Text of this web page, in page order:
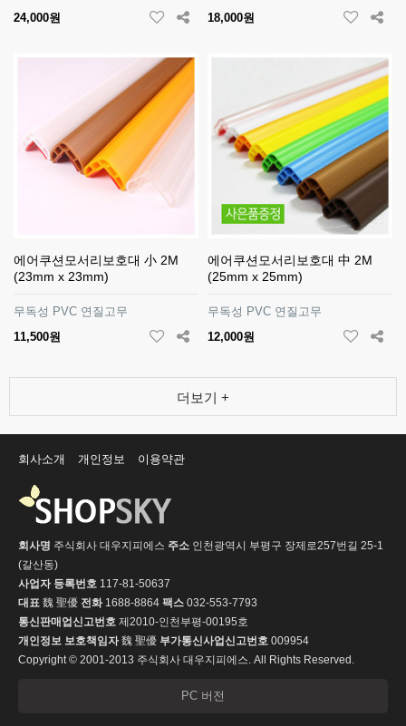
24,000원
18,000원
에어쿠션모서리보호대 小 2M
(23mm x 23mm)
무독성 PVC 연질고무
11,500원
에어쿠션모서리보호대 中 2M
(25mm x 25mm)
무독성 PVC 연질고무
12,000원
더보기 +
회사소개 개인정보 이용약관
회사명 주식회사 대우지피에스 주소 인천광역시 부평구 장제로257번길 25-1
(갈산동)
사업자 등록번호 117-81-50637
대표 魏 聖優 전화1688-8864 팩스 032-553-7793
통신판매업신고번호 제2010-인천부평-00195호
개인정보 보호책임자魏 聖優 부가통신사업신고번호 009954
Copyright © 2001-2013 주식회사 대우지피에스. All Rights Reserved.
PC 버전